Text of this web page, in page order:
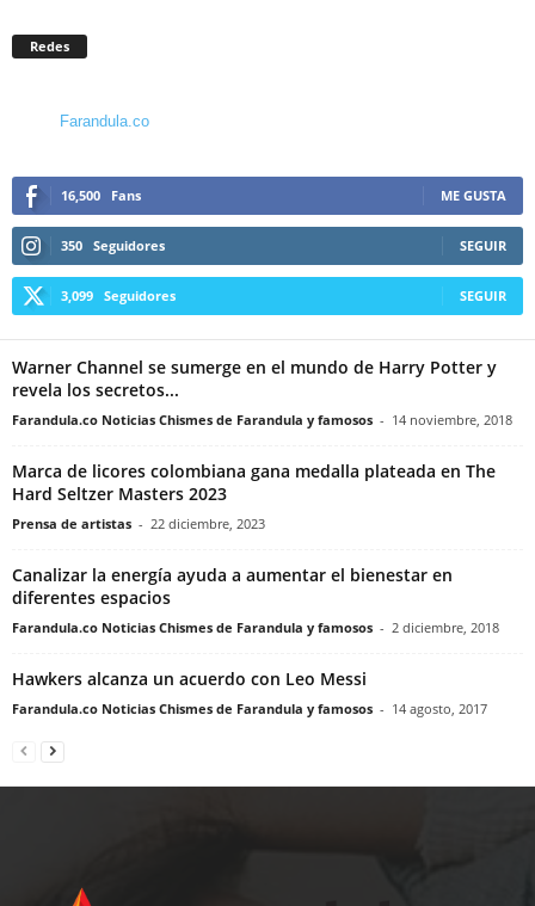
Redes
Farandula.co
16,500 Fans ME GUSTA
350 Seguidores SEGUIR
3,099 Seguidores SEGUIR
Warner Channel se sumerge en el mundo de Harry Potter y
revela los secretos...
Farandula.co Noticias Chismes de Farandula y famosos - 14 noviembre, 2018
Marca de licores colombiana gana medalla plateada en The
Hard Seltzer Masters 2023
Prensa de artistas - 22 diciembre, 2023
Canalizar la energía ayuda a aumentar el bienestar en
diferentes espacios
Farandula.co Noticias Chismes de Farandula y famosos - 2 diciembre, 2018
Hawkers alcanza un acuerdo con Leo Messi
Farandula.co Noticias Chismes de Farandula y famosos - 14 agosto, 2017